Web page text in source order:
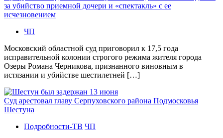
за убийство приемной дочери и «спектакль» с ее
исчезновением
ЧП
Московский областной суд приговорил к 17,5 года
исправительной колонии строгого режима жителя города
Озеры Романа Черникова, признанного виновным в
истязании и убийстве шестилетней […]
Суд арестовал главу Серпуховского района Подмосковья
Шестуна
Подробности-ТВ ЧП